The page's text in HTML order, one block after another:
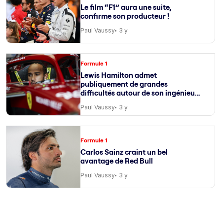
Le film “F1” aura une suite,
confirme son producteur !
Paul Vaussy 3 y
Formule 1
Lewis Hamilton admet
publiquement de grandes
difficultés autour de son ingénieur
Paul Vaussy 3 y
Formule 1
Carlos Sainz craint un bel
avantage de Red Bull
Paul Vaussy 3 y